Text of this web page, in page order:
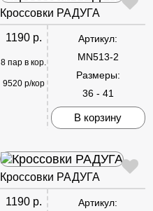
Кроссовки РАДУГА
1190 р.
8 пар в кор.
9520 р/кор
Артикул:
MN513-2
Размеры:
36 - 41
В корзину
Кроссовки РАДУГА
1190 р. Артикул: